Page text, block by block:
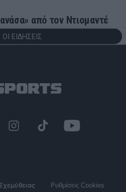
από τον Ντιομαντέ
ΕΙΔΗΣΕΙΣ
Ρυθμίσεις Cookies